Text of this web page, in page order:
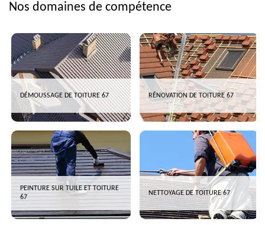
Nos domaines de compétence
DÉMOUSSAGE DE TOITURE 67 RÉNOVATION DE TOITURE 67
PEINTURE SUR TUILE ET TOITURE
67
NETTOYAGE DE TOITURE 67